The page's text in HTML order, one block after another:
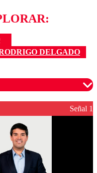
DELGADO
para garantizar un
Señal 1